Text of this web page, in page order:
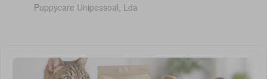
Puppycare Unipessoal, Lda